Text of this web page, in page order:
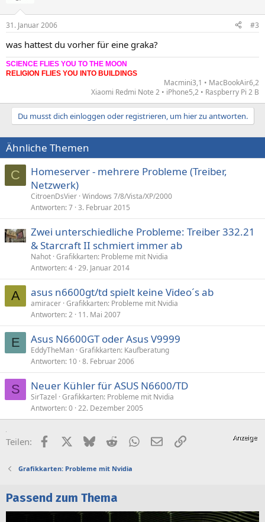
31. Januar 2006 #3
was hattest du vorher für eine graka?
SCIENCE FLIES YOU TO THE MOON
RELIGION FLIES YOU INTO BUILDINGS
Macmini3,1 • MacBookAir6,2
Xiaomi Redmi Note 2 • iPhone5,2 • Raspberry Pi 2 B​
Du musst dich einloggen oder registrieren, um hier zu antworten.
Ähnliche Themen
C
Homeserver - mehrere Probleme (Treiber,
Netzwerk)
CitroenDsVier Windows 7/8/Vista/XP/2000
Antworten 7 3. Februar 2015
Zwei unterschiedliche Probleme: Treiber 332.21
& Starcraft II schmiert immer ab
Nahot Grafikkarten: Probleme mit Nvidia
Antworten 4 29. Januar 2014
A asus n6600gt/td spielt keine Video´s ab
amiracer Grafikkarten: Probleme mit Nvidia
Antworten 2 11. Mai 2007
E Asus N6600GT oder Asus V9999
EddyTheMan Grafikkarten: Kaufberatung
Antworten 10 8. Februar 2006
S Neuer Kühler für ASUS N6600/TD
SirTazel Grafikkarten: Probleme mit Nvidia
Antworten 0 22. Dezember 2005
Teilen: FacebookX (Twitter)
BlueskyRedditWhatsApp
E-MailLink
Grafikkarten: Probleme mit Nvidia
Passend zum Thema